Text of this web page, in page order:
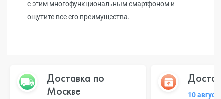
с этим многофункциональным смартфоном и
ощутите все его преимущества.
Доставка по
Москве
10